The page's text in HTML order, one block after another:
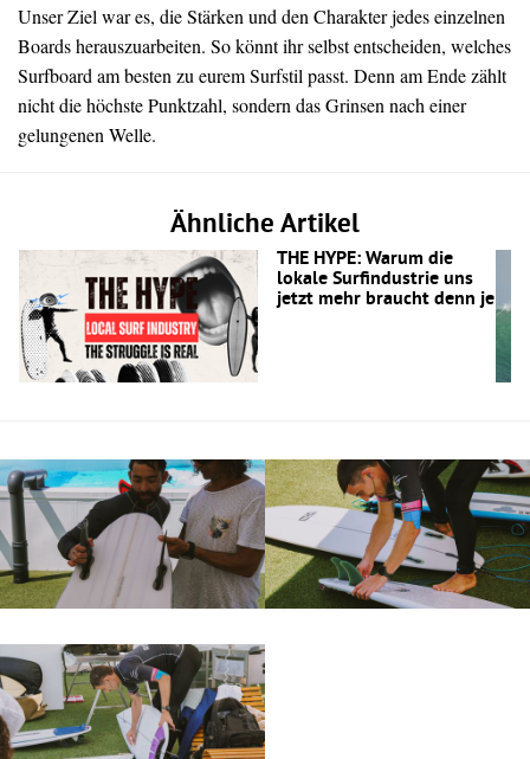
Unser Ziel war es, die Stärken und den Charakter jedes einzelnen
Boards herauszuarbeiten. So könnt ihr selbst entscheiden, welches
Surfboard am besten zu eurem Surfstil passt. Denn am Ende zählt
nicht die höchste Punktzahl, sondern das Grinsen nach einer
gelungenen Welle.
Ähnliche Artikel
THE HYPE: Warum die
lokale Surfindustrie uns
jetzt mehr braucht denn je